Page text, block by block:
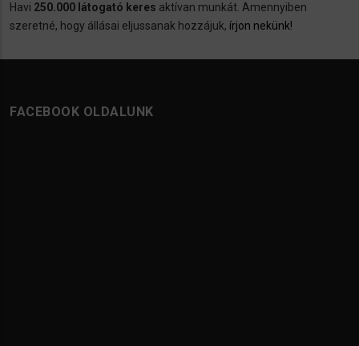
Havi 250.000 látogató keres aktívan munkát. Amennyiben
szeretné, hogy állásai eljussanak hozzájuk, írjon nekünk!
FACEBOOK OLDALUNK